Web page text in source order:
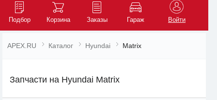
Подбор Корзина Заказы Гараж Войти
APEX.RU Каталог Hyundai Matrix
Запчасти на Hyundai Matrix